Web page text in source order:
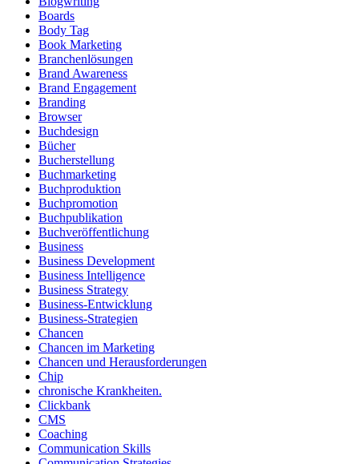
Boards
Body Tag
Book Marketing
Branchenlösungen
Brand Awareness
Brand Engagement
Branding
Browser
Buchdesign
Bücher
Bucherstellung
Buchmarketing
Buchproduktion
Buchpromotion
Buchpublikation
Buchveröffentlichung
Business
Business Development
Business Intelligence
Business Strategy
Business-Entwicklung
Business-Strategien
Chancen
Chancen im Marketing
Chancen und Herausforderungen
Chip
chronische Krankheiten.
Clickbank
CMS
Coaching
Communication Skills